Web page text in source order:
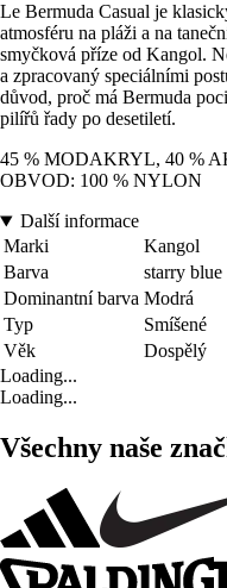
Le Bermuda Casual je
atmosféru na pláži a na
smyčková příze od Kangol.
a zpracovaný speciálními
důvod, proč má Bermuda
pilířů řady po desetiletí.
45 % MODAKRYL, 40 %
OBVOD: 100 % NYLON
Další informace
Marki
Kangol
Barva
starry blue
Dominantní barva Modrá
Typ
Smíšené
Věk
Dospělý
Loading...
Loading...
Všechny naše